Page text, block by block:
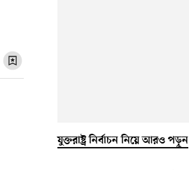
যুক্তরাষ্ট্র নির্বাচন নিয়ে আরও পড়ুন